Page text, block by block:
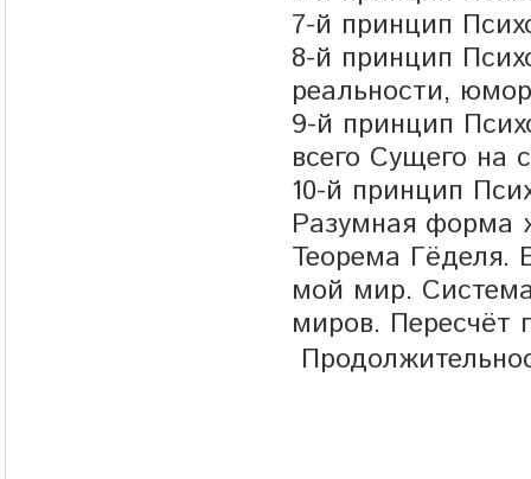
7-й принцип
8-й принцип
реальности,
9-й принцип
всего Сущего на
10-й принцип
Разумная форма
Теорема Гёделя.
мой мир.
миров. Пересчёт